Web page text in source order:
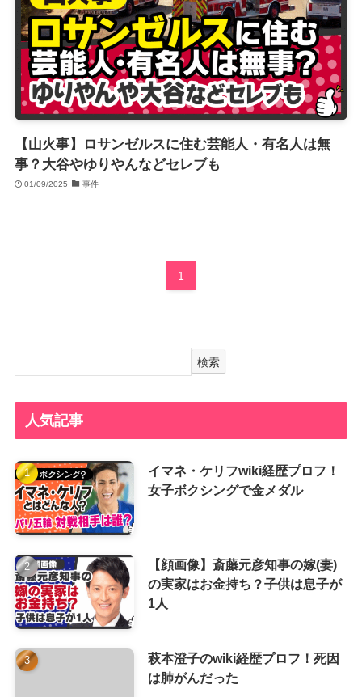
【山火事】ロサンゼルスに住む芸能人・有名人は無
事？大谷やゆりやんなどセレブも
01/09/2025 事件
1
検索
人気記事
イマネ・ケリフwiki経歴プロフ！
女子ボクシングで金メダル
【顔画像】斎藤元彦知事の嫁(妻)
の実家はお金持ち？子供は息子が
1人
萩本澄子のwiki経歴プロフ！死因
は肺がんだった